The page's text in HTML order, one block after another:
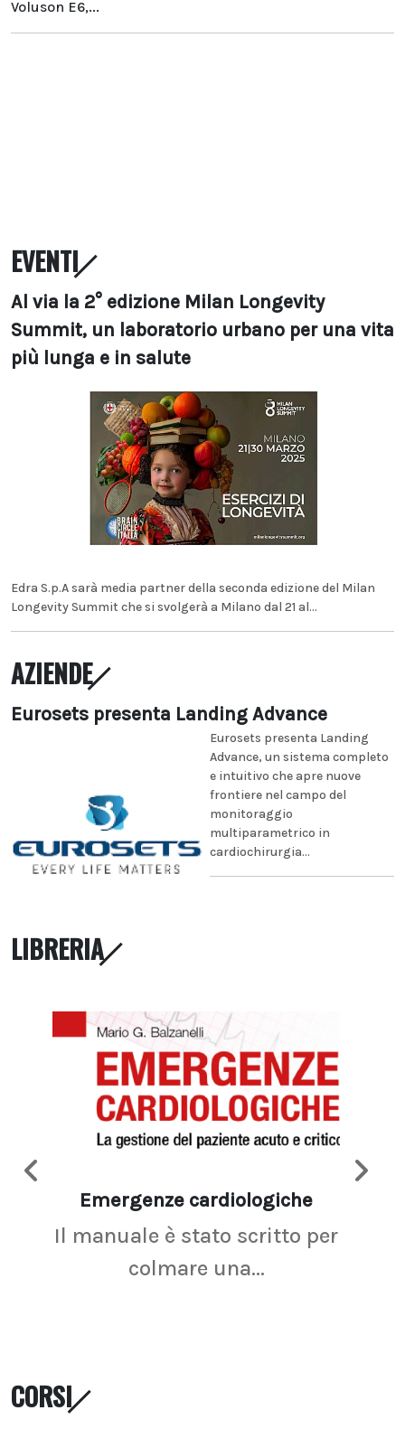
Voluson E6,...
EVENTI
Al via la 2° edizione Milan Longevity
Summit, un laboratorio urbano per una vita
più lunga e in salute
Edra S.p.A sarà media partner della seconda edizione del Milan
Longevity Summit che si svolgerà a Milano dal 21 al...
AZIENDE
Eurosets presenta Landing Advance
Eurosets presenta Landing
Advance, un sistema completo
e intuitivo che apre nuove
frontiere nel campo del
monitoraggio
multiparametrico in
cardiochirurgia...
LIBRERIA
Emergenze cardiologiche
Il manuale è stato scritto per
colmare una...
CORSI